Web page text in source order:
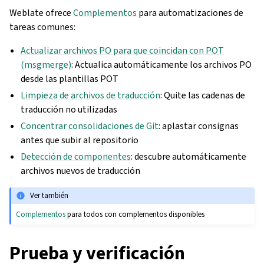
Weblate ofreceComplementos para automatizaciones de
tareas comunes:
Actualizar archivos PO para que coincidan con POT
(msgmerge): Actualica automáticamente los archivos PO
desde las plantillas POT
Limpieza de archivos de traducción: Quite las cadenas de
traducción no utilizadas
Concentrar consolidaciones de Git: aplastar consignas
antes que subir al repositorio
Detección de componentes: descubre automáticamente
archivos nuevos de traducción
Ver también
Complementospara todos con complementos disponibles
Prueba y verificación